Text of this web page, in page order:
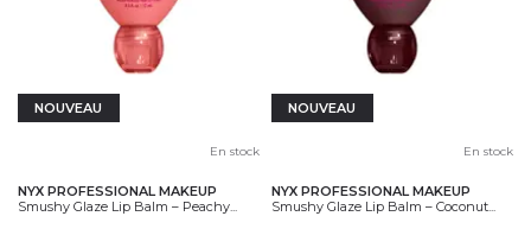
NOUVEAU
En stock
NYX PROFESSIONAL MAKEUP
Smushy Glaze Lip Balm – Peachy...
NOUVEAU
En stock
NYX PROFESSIONAL MAKEUP
Smushy Glaze Lip Balm – Coconut...